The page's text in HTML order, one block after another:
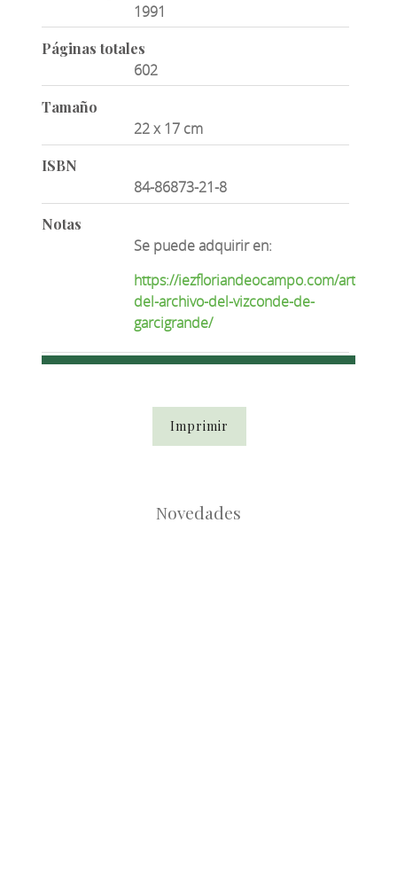
1991
Páginas totales
602
Tamaño
22 x 17 cm
ISBN
84-86873-21-8
Notas
Se puede adquirir en:
https://iezfloriandeocampo.com/articulo/
del-archivo-del-vizconde-de-
garcigrande/
Imprimir
Novedades